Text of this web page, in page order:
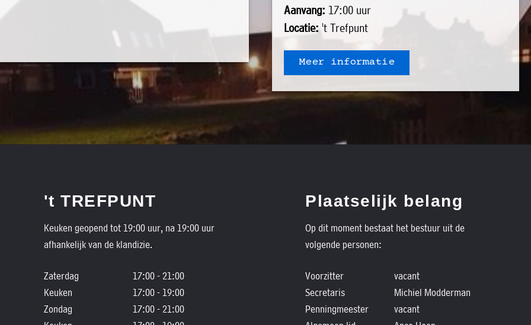
Aanvang:17:00 uur
Locatie:'t Trefpunt
Meer informatie
't TREFPUNT
Keuken geopend tot 19:00 uur, na 19:00 uur
afhankelijk van de klandizie.
Zaterdag
17:00 - 21:00
Keuken
17:00 - 19:00
Zondag
17:00 - 21:00
Plaatselijk belang
Op dit moment bestaat het bestuur uit de
volgende personen:
Voorzitter
vacant
Secretaris
Michiel Modderman
Penningmeester
vacant